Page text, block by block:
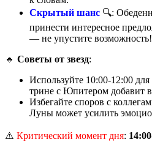
Скрытый шанс 🔍:
принести интересное
— не упустите возможность!
🔸 Советы от звезд:
Используйте 10:00-12:00
трине с Юпитером добавит
Избегайте споров с
Луны может усилить
⚠️ Критический момент дня: